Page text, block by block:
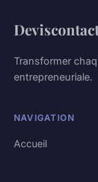
Transformer
entrepreneuriale.
NAVIGATION
Accueil